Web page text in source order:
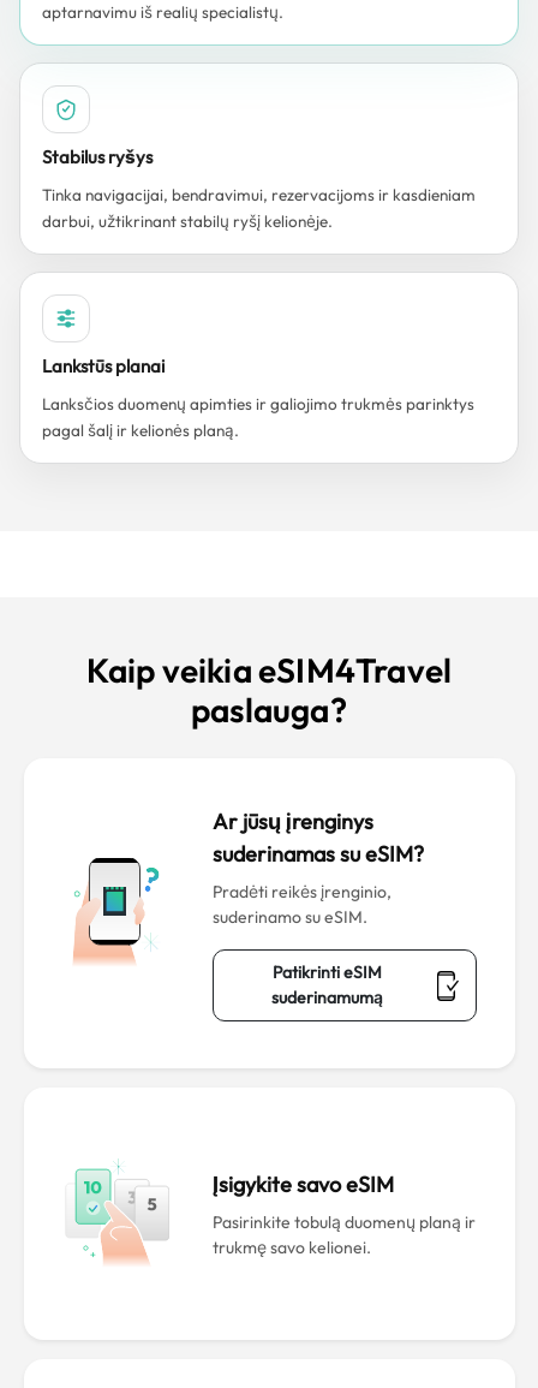
aptarnavimu iš realių specialistų.
Stabilus ryšys
Tinka navigacijai, bendravimui, rezervacijoms ir kasdieniam
darbui, užtikrinant stabilų ryšį kelionėje.
Lankstūs planai
Lanksčios duomenų apimties ir galiojimo trukmės parinktys
pagal šalį ir kelionės planą.
Kaip veikia eSIM4Travel
paslauga?
Ar jūsų įrenginys
suderinamas su eSIM?
Pradėti reikės įrenginio,
suderinamo su eSIM.
Patikrinti eSIM
suderinamumą
Įsigykite savo eSIM
Pasirinkite tobulą duomenų planą ir
trukmę savo kelionei.